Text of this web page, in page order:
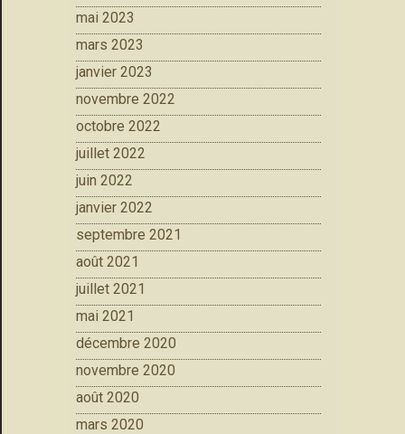
mai 2023
mars 2023
janvier 2023
novembre 2022
octobre 2022
juillet 2022
juin 2022
janvier 2022
septembre 2021
août 2021
juillet 2021
mai 2021
décembre 2020
novembre 2020
août 2020
mars 2020